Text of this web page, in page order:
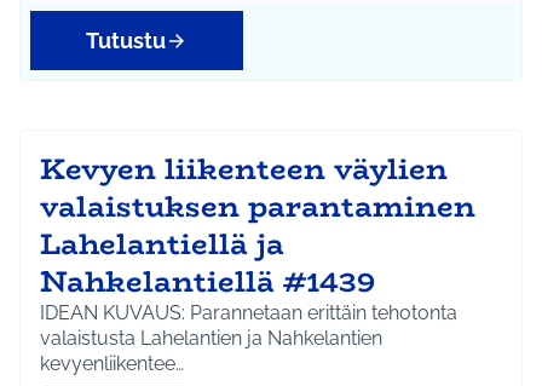
Tutustu
Kevyen liikenteen väylien
valaistuksen parantaminen
Lahelantiellä ja
Nahkelantiellä #1439
IDEAN KUVAUS: Parannetaan erittäin tehotonta
valaistusta Lahelantien ja Nahkelantien
kevyenliikentee…